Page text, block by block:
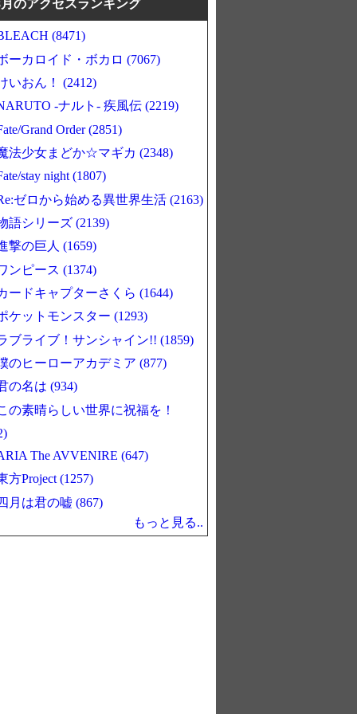
のアクセスランキング
(8471)
ーカロイド・ボカロ (7067)
いおん！ (2412)
-ナルト- 疾風伝 (2219)
Grand Order (2851)
法少女まどか☆マギカ (2348)
stay night (1807)
ゼロから始める異世界生活 (2163)
語シリーズ (2139)
撃の巨人 (1659)
ンピース (1374)
ードキャプターさくら (1644)
ケットモンスター (1293)
ブライブ！サンシャイン!! (1859)
のヒーローアカデミア (877)
の名は (934)
の素晴らしい世界に祝福を！
The AVVENIRE (647)
方Project (1257)
月は君の嘘 (867)
もっと見る..